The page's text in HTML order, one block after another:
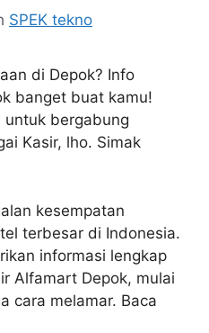
SPEK tekno
di Depok? Info
banget buat kamu!
bergabung
Kasir, lho. Simak
kesempatan
terbesar di Indonesia.
informasi lengkap
Alfamart Depok, mulai
cara melamar. Baca